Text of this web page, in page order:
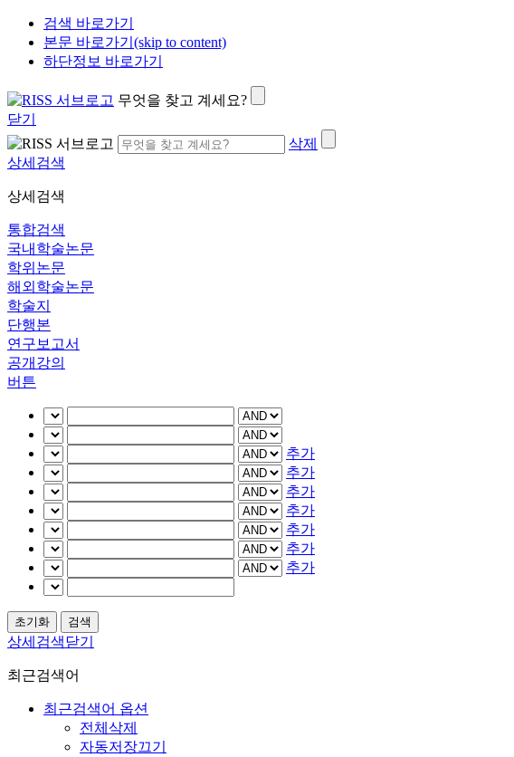
검색 바로가기
본문 바로가기(skip to content)
하단정보 바로가기
무엇을 찾고 계세요?
닫기
삭제
상세검색
상세검색
통합검색
국내학술논문
학위논문
해외학술논문
학술지
단행본
연구보고서
공개강의
버튼
추가
추가
추가
추가
추가
추가
추가
상세검색닫기
최근검색어
최근검색어 옵션
전체삭제
자동저장끄기